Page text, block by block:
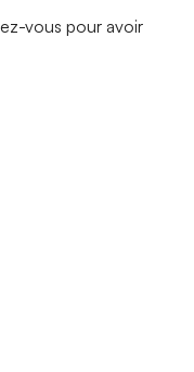
vous pour avoir